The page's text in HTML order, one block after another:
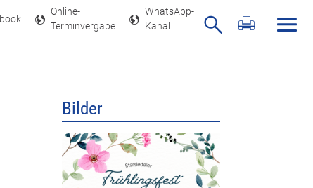
Online-
Terminvergabe
WhatsApp-
Kanal
Aktuelle
Bilder